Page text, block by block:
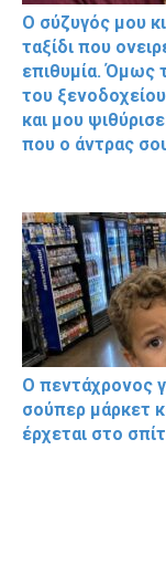
Ο σύζυγός μου
ταξίδι που
επιθυμία. Όμως
του
και μου
που ο άντρας
Ο πεντάχρονος
σούπερ μάρκετ
έρχεται στο